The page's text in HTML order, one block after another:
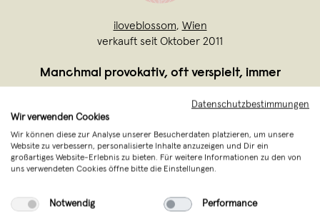
iloveblossom, Wien
verkauft seit Oktober 2011
Manchmal provokativ, oft verspielt, immer
Schmuckdesignerin Irene Sator in Wien
und entwirft unter dem Label
ILoveBlossom seit 2010 wunderschöne,
individuelle Halsketten, Ohrringe,
Datenschutzbestimmungen
Wir verwenden Cookies
Wir können diese zur Analyse unserer Besucherdaten platzieren, um unsere
Website zu verbessern, personalisierte Inhalte anzuzeigen und Dir ein
großartiges Website-Erlebnis zu bieten. Für weitere Informationen zu den von
uns verwendeten Cookies öffne bitte die Einstellungen.
Notwendig Performance